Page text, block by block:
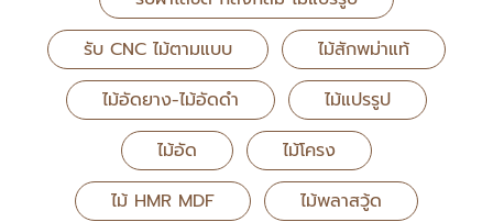
รับ CNC ไม้ตามแบบ
ไม้สักพม่าแท้
ไม้อัดยาง-ไม้อัดดำ
ไม้แปรรูป
ไม้อัด
ไม้โครง
ไม้ HMR MDF
ไม้พลาสวู้ด